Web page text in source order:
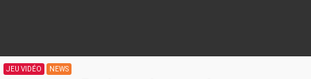
JEU VIDÉO NEWS